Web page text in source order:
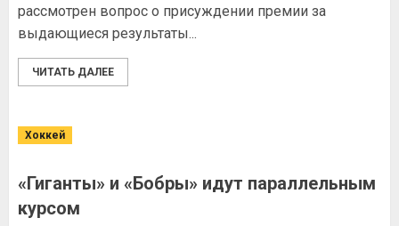
рассмотрен вопрос о присуждении премии за
выдающиеся результаты...
ЧИТАТЬ ДАЛЕЕ
Хоккей
«Гиганты» и «Бобры» идут параллельным
курсом